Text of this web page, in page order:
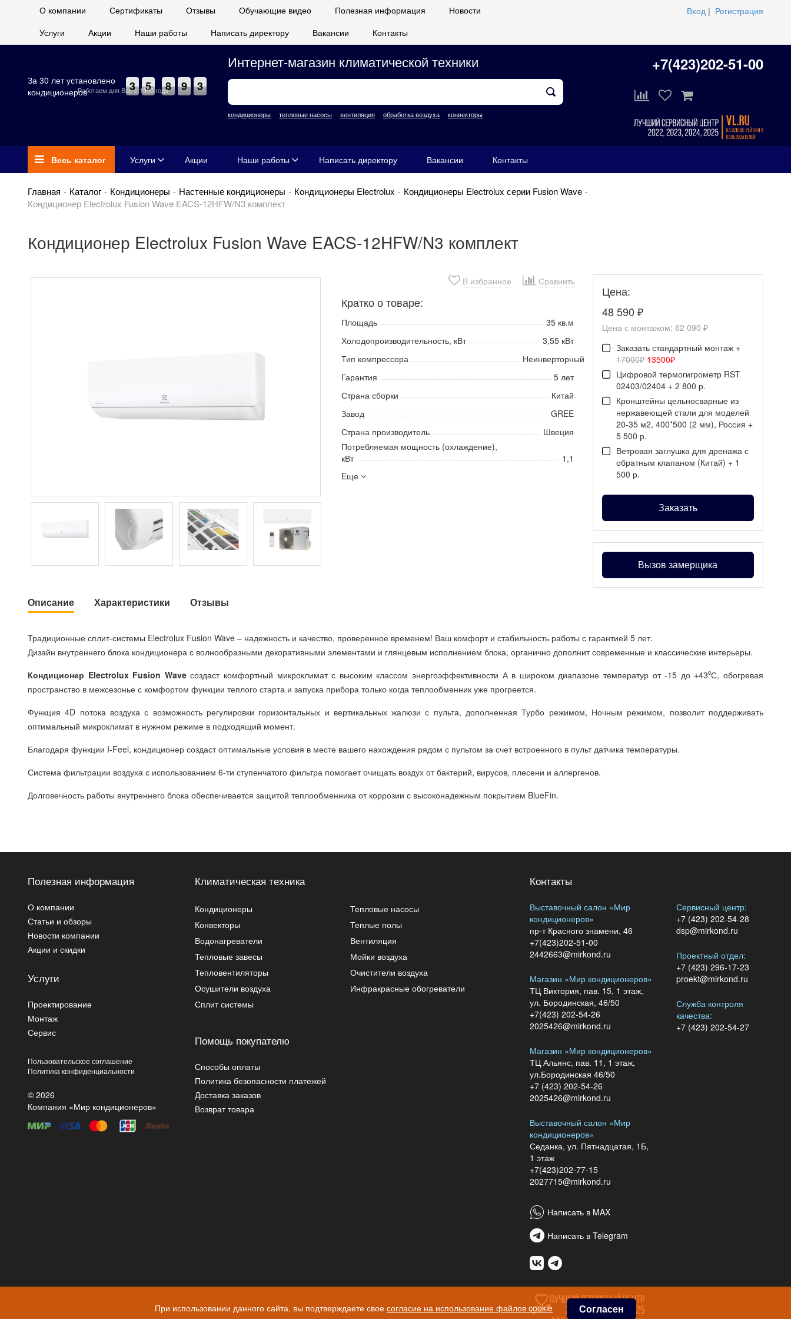
О компании Сертификаты Отзывы Обучающие видео Полезная информация
Новости
Услуги
Акции Наши работы Написать директору Вакансии Контакты
Вход | Регистрация
Работаем для Вас с 1995 года
За 30 лет установлено
кондиционеров
3 5 8 9 3
Интернет-магазин климатической техники
кондиционеры тепловые насосы вентиляция обработка воздуха конвекторы
+7(423)202-51-00
Весь каталог Услуги Акции Наши работы Написать директору Вакансии Контакты
Главная Каталог Кондиционеры Настенные кондиционеры Кондиционеры Electrolux
Кондиционеры Electrolux серии Fusion Wave
Кондиционер Electrolux Fusion Wave EACS-12HFW/N3 комплект
Кондиционер Electrolux Fusion Wave EACS-12HFW/N3 комплект
В избранное Сравнить
Кратко о товаре:
Площадь
35 кв.м
Холодопроизводительность, кВт
3,55 кВт
Тип компрессора
Неинверторный
Гарантия
5 лет
Страна сборки
Китай
Завод
GREE
Страна производитель
Швеция
Потребляемая мощность (охлаждение),
кВт
1,1
Eще
Цена:
48 590 ₽
Цена с монтажом: 62 090 ₽
Заказать стандартный монтаж +
17000₽ 13500₽
Цифровой термогигрометр RST
02403/02404 + 2 800 р.
Кронштейны цельносварные из
нержавеющей стали для моделей
20-35 м2, 400*500 (2 мм), Россия +
5 500 р.
Ветровая заглушка для дренажа с
обратным клапаном (Китай) + 1
500 р.
Заказать
Вызов замерщика
Описание Характеристики Отзывы
Традиционные сплит-системы Electrolux Fusion Wave – надежность и качество, проверенное временем! Ваш комфорт и стабильность работы с гарантией 5 лет.
Дизайн внутреннего блока кондиционера с волнообразными декоративными элементами и глянцевым исполнением блока, органично дополнит современные и классические интерьеры.
Кондиционер Electrolux Fusion Waveсоздаст комфортный микроклимат с высоким классом энергоэффективности А в широком диапазоне температур от -15 до +43⁰С, обогревая
пространство в межсезонье с комфортом функции теплого старта и запуска прибора только когда теплообменник уже прогреется.
Функция 4D потока воздуха с возможность регулировки горизонтальных и вертикальных жалюзи с пульта, дополненная Турбо режимом, Ночным режимом, позволит поддерживать
оптимальный микроклимат в нужном режиме в подходящий момент.
Благодаря функции I-Feel, кондиционер создаст оптимальные условия в месте вашего нахождения рядом с пультом за счет встроенного в пульт датчика температуры.
Система фильтрации воздуха с использованием 6-ти ступенчатого фильтра помогает очищать воздух от бактерий, вирусов, плесени и аллергенов.
Долговечность работы внутреннего блока обеспечивается защитой теплообменника от коррозии с высоконадежным покрытием BlueFin.
Полезная информация
О компании
Статьи и обзоры
Новости компании
Акции и скидки
Услуги
Проектирование
Монтаж
Сервис
Климатическая техника
Кондиционеры
Тепловые насосы
Конвекторы
Теплые полы
Водонагреватели
Вентиляция
Тепловые завесы
Мойки воздуха
Тепловентиляторы
Очистители воздуха
Осушители воздуха
Инфракрасные обогреватели
Сплит системы
Пользовательское соглашение
Политика конфиденциальности
© 2026
Компания «Мир кондиционеров»
Помощь покупателю
Способы оплаты
Политика безопасности платежей
Доставка заказов
Возврат товара
Контакты
Выставочный салон «Мир
кондиционеров»
пр-т Красного знамени, 46
+7(423)202-51-00
2442663@mirkond.ru
Магазин «Мир кондиционеров»
ТЦ Виктория, пав. 15, 1 этаж,
ул. Бородинская, 46/50
+7(423) 202-54-26
2025426@mirkond.ru
Магазин «Мир кондиционеров»
ТЦ Альянс, пав. 11, 1 этаж,
ул.Бородинская 46/50
+7 (423) 202-54-26
2025426@mirkond.ru
Выставочный салон «Мир
кондиционеров»
Седанка, ул. Пятнадцатая, 1Б,
1 этаж
+7(423)202-77-15
2027715@mirkond.ru
Сервисный центр:
+7 (423) 202-54-28
dsp@mirkond.ru
Проектный отдел:
+7 (423) 296-17-23
proekt@mirkond.ru
Служба контроля
качества:
+7 (423) 202-54-27
Написать в MAX
Написать в Telegram
При использовании данного сайта, вы подтверждаете свое согласие на использование файлов cookie Согласен